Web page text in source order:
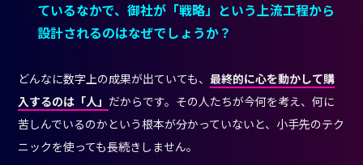
ているなかで、御社が「戦略」という上流工程から
設計されるのはなぜでしょうか？
どんなに数字上の成果が出ていても、最終的に心を動かして購
入するのは「人」 だからです。その人たちが今何を考え、何に
苦しんでいるのかという根本が分かっていないと、小手先のテク
ニックを使っても長続きしません。